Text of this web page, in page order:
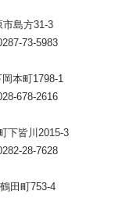
島方31-3
73-5983
本町1798-1
678-2616
下皆川2015-3
28-7628
田町753-4